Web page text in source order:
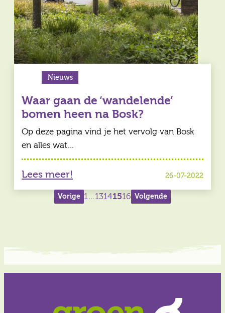
Nieuws
Waar gaan de ‘wandelende’
bomen heen na Bosk?
Op deze pagina vind je het vervolg van Bosk
en alles wat…
Lees meer! 26-07-2022
Berichten
Vorige 1…13141516 Volgende